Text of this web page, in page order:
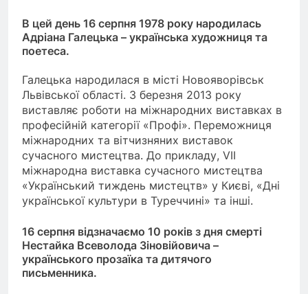
В цей день 16 серпня 1978 року народилась
Адріана Галецька – українська художниця та
поетеса.
Галецька народилася в місті Новояворівськ
Львівської області. З березня 2013 року
виставляє роботи на міжнародних виставках в
професійній категорії «Профі». Переможниця
міжнародних та вітчизняних виставок
сучасного мистецтва. До прикладу, VII
міжнародна виставка сучасного мистецтва
«Український тиждень мистецтв» у Києві, «Дні
української культури в Туреччині» та інші.
16 серпня відзначаємо 10 років з дня смерті
Нестайка Всеволода Зіновійовича –
українського прозаїка та дитячого
письменника.